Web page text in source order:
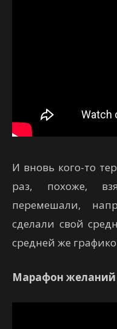
И вновь кого-то
раз, похоже,
перемешали,
сделали свой
средней же
Марафон желаний